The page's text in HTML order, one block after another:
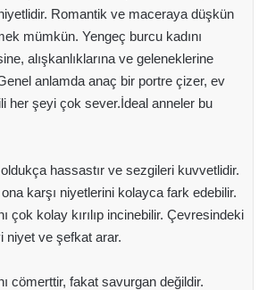
Romantik ve maceraya düşkün
mümkün. Yengeç burcu kadını
alışkanlıklarına ve geleneklerine
anlamda anaç bir portre çizer, ev
her şeyi çok sever.İdeal anneler bu
hassastır ve sezgileri kuvvetlidir.
karşı niyetlerini kolayca fark edebilir.
çok kolay kırılıp incinebilir. Çevresindeki
niyet ve şefkat arar.
cömerttir, fakat savurgan değildir.